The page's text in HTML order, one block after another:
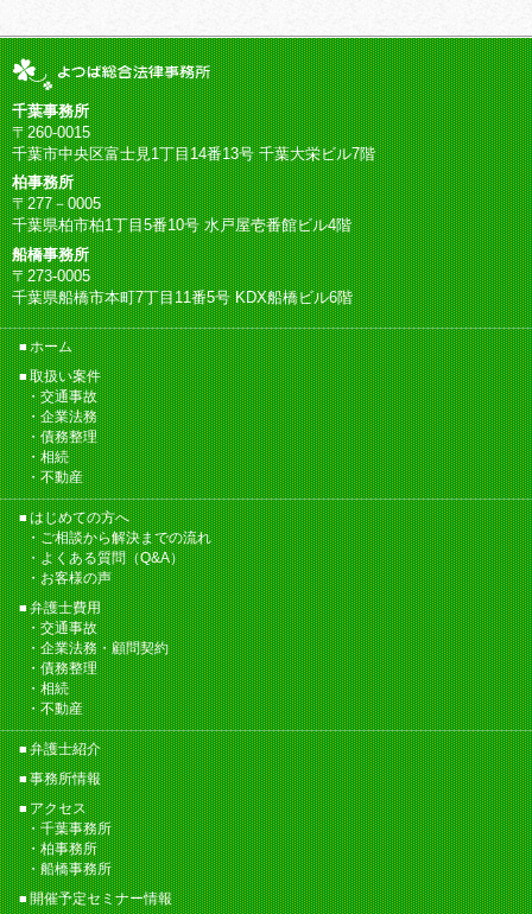
千葉事務所
〒260-0015
千葉市中央区富士見1丁目14番13号 千葉大栄ビル7階
柏事務所
〒277－0005
千葉県柏市柏1丁目5番10号 水戸屋壱番館ビル4階
船橋事務所
〒273-0005
千葉県船橋市本町7丁目11番5号 KDX船橋ビル6階
ホーム
取扱い案件
交通事故
企業法務
債務整理
相続
不動産
はじめての方へ
ご相談から解決までの流れ
よくある質問（Q&A）
お客様の声
弁護士費用
交通事故
企業法務・顧問契約
債務整理
相続
不動産
弁護士紹介
事務所情報
アクセス
千葉事務所
柏事務所
船橋事務所
開催予定セミナー情報